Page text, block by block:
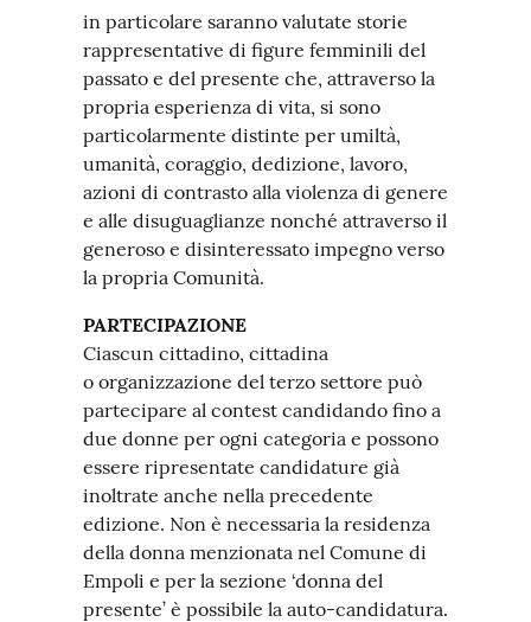
in particolare saranno valutate storie
rappresentative di figure femminili del
passato e del presente che, attraverso la
propria esperienza di vita, si sono
particolarmente distinte per umiltà,
umanità, coraggio, dedizione, lavoro,
azioni di contrasto alla violenza di genere
e alle disuguaglianze nonché attraverso il
generoso e disinteressato impegno verso
la propria Comunità.
PARTECIPAZIONE
Ciascun cittadino, cittadina
o organizzazione del terzo settore può
partecipare al contest candidando fino a
due donne per ogni categoria e possono
essere ripresentate candidature già
inoltrate anche nella precedente
edizione. Non è necessaria la residenza
della donna menzionata nel Comune di
Empoli e per la sezione ‘donna del
presente’ è possibile la auto-candidatura.